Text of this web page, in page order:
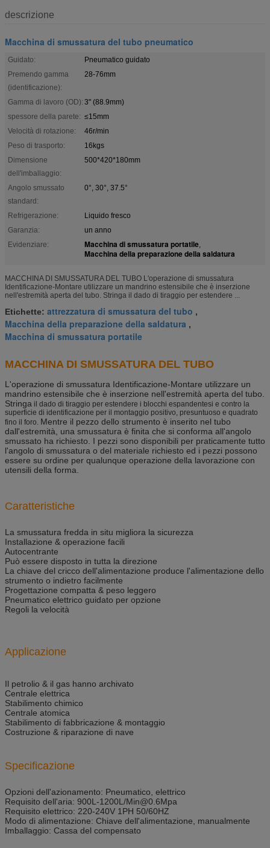
descrizione
Macchina di smussatura del tubo pneumatico
Guidato:
Pneumatico guidato
Premendo gamma
(identificazione):
28-76mm
Gamma di lavoro (OD): 3" (88.9mm)
spessore della parete: ≤15mm
Velocità di rotazione:
46r/min
Peso di trasporto:
16kgs
Dimensione
dell'imballaggio:
500*420*180mm
Angolo smussato
standard:
0°, 30°, 37.5°
Refrigerazione:
Liquido fresco
Garanzia:
un anno
Evidenziare:
Macchina di smussatura portatile,
Macchina della preparazione della saldatura
MACCHINA DI SMUSSATURA DEL TUBO L'operazione di smussatura
Identificazione-Montare utilizzare un mandrino estensibile che è inserzione
nell'estremità aperta del tubo. Stringa il dado di tiraggio per estendere ...
Etichette: attrezzatura di smussatura del tubo ,
Macchina della preparazione della saldatura ,
Macchina di smussatura portatile
MACCHINA DI SMUSSATURA DEL TUBO
L'operazione di smussatura Identificazione-Montare utilizzare un
mandrino estensibile che è inserzione nell'estremità aperta del tubo.
Stringa il dado di tiraggio per estendere i blocchi espandentesi e contro la
superficie di identificazione per il montaggio positivo, presuntuoso e quadrato
fino il foro. Mentre il pezzo dello strumento è inserito nel tubo
dall'estremità, una smussatura è finita che si conforma all'angolo
smussato ha richiesto. I pezzi sono disponibili per praticamente tutto
l'angolo di smussatura o del materiale richiesto ed i pezzi possono
essere su ordine per qualunque operazione della lavorazione con
utensili della forma.
Caratteristiche
La smussatura fredda in situ migliora la sicurezza
Installazione & operazione facili
Autocentrante
Può essere disposto in tutta la direzione
La chiave del cricco dell'alimentazione produce l'alimentazione dello
strumento o indietro facilmente
Progettazione compatta & peso leggero
Pneumatico elettrico guidato per opzione
Regoli la velocità
Applicazione
Il petrolio & il gas hanno archivato
Centrale elettrica
Stabilimento chimico
Centrale atomica
Stabilimento di fabbricazione & montaggio
Costruzione & riparazione di nave
Specificazione
Opzioni dell'azionamento: Pneumatico, elettrico
Requisito dell'aria: 900L-1200L/Min@0.6Mpa
Requisito elettrico: 220-240V 1PH 50/60HZ
Modo di alimentazione: Chiave dell'alimentazione, manualmente
Imballaggio: Cassa del compensato